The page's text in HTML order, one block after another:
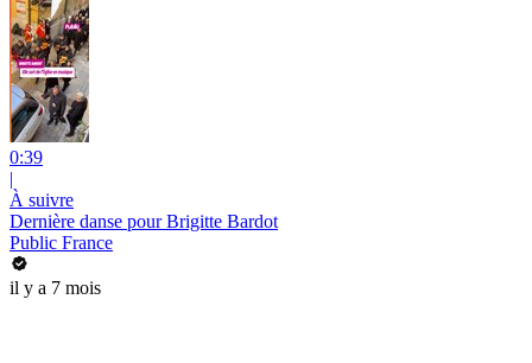
0:39
|
À suivre
Dernière danse pour Brigitte Bardot
Public France
il y a 7 mois